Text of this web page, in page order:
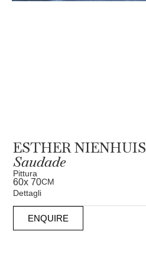
ESTHER NIENHUIS
Saudade
Pittura
60x 70CM
Dettagli
ENQUIRE